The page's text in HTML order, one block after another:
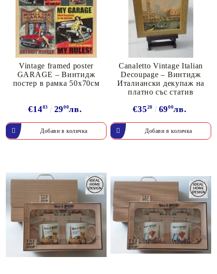
Vintage framed poster
GARAGE – Винтидж
постер в рамка 50х70см
€1483 2900лв.
Canaletto Vintage Italian
Decoupage – Винтидж
Италиански декупаж на
платно със статив
€3528 6900лв.